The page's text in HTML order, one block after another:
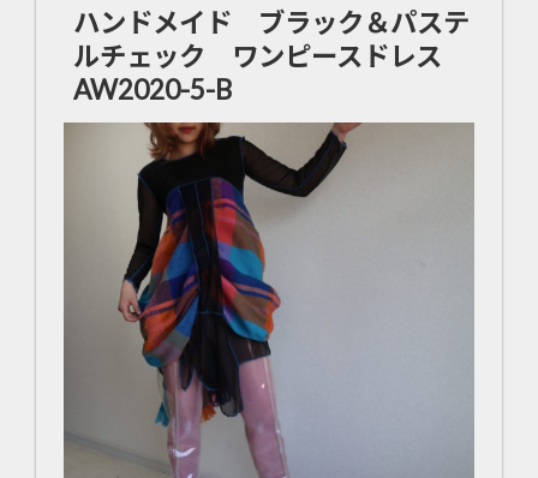
ハンドメイド ブラック＆パステ
ルチェック ワンピースドレス
AW2020-5-B